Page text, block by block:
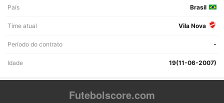
País Brasil
Time atual Vila Nova
Período do contrato -
Idade 19(11-06-2007)
Futebolscore.com